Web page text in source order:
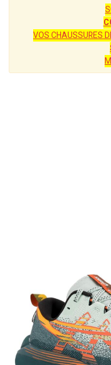
VOS CHAUSSURES